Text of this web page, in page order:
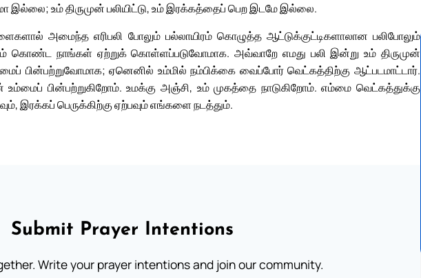
உம் திருமுன் பலியிட்டு, உம் இரக்கத்தைப் பெற இடமே இல்லை.
அமைந்த எரிபலி போலும் பல்லாயிரம் கொழுத்த ஆட்டுக்குட்டிகளாலான பலிபோலும்
கொண்ட நாங்கள் ஏற்றுக் கொள்ளப்படுவோமாக. அவ்வாறே எமது பலி இன்று உம் திருமுன்
பின்பற்றுவோமாக; ஏனெனில் உம்மில் நம்பிக்கை வைப்போர் வெட்கத்திற்கு ஆட்படமாட்டார்.
பின்பற்றுகிறோம். உமக்கு அஞ்சி, உம் முகத்தை நாடுகிறோம். எம்மை வெட்கத்துக்கு
இரக்கப் பெருக்கிற்கு ஏற்பவும் எங்களை நடத்தும்.
Submit Prayer Intentions
Write your prayer intentions and join our community.